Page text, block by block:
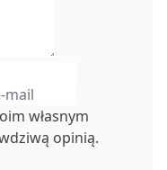
własnym
opinią.